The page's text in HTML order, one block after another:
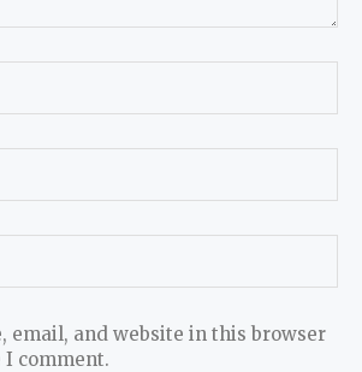
email, and website in this browser
comment.